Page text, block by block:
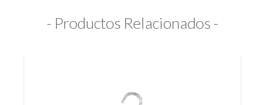
- Productos Relacionados -